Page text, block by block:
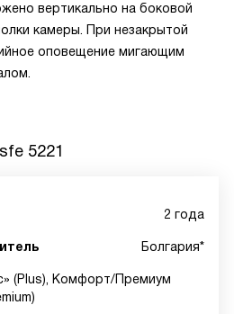
вертикально на боковой
камеры. При незакрытой
оповещение мигающим
5221
2 года
Болгария*
(Plus), Комфорт/Премиум